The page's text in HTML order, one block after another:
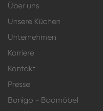
Über uns
Unsere Küchen
Unternehmen
Karriere
Kontakt
Presse
Banigo - Badmöbel